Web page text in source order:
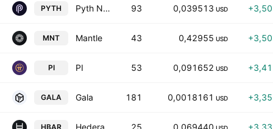
PYTH Pyth Network 93 0,039513 USD
MNT Mantle 43 0,42955 USD
PI PI 53 0,091652 USD
GALA Gala 181 0,0018161 USD
HBAR Hedera 25 0,069440